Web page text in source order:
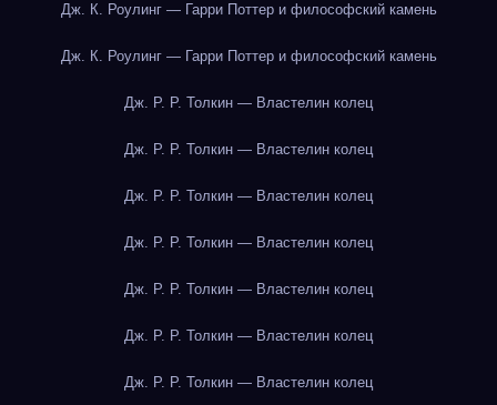
Дж. К. Роулинг — Гарри Поттер и философский камень
Дж. К. Роулинг — Гарри Поттер и философский камень
Дж. Р. Р. Толкин — Властелин колец
Дж. Р. Р. Толкин — Властелин колец
Дж. Р. Р. Толкин — Властелин колец
Дж. Р. Р. Толкин — Властелин колец
Дж. Р. Р. Толкин — Властелин колец
Дж. Р. Р. Толкин — Властелин колец
Дж. Р. Р. Толкин — Властелин колец